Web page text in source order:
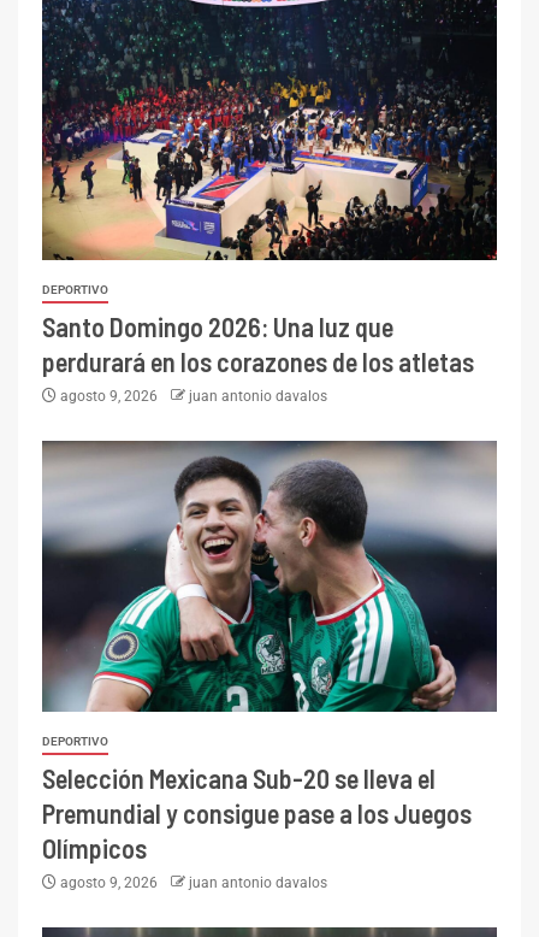
DEPORTIVO
Santo Domingo 2026: Una luz que
perdurará en los corazones de los atletas
agosto 9, 2026 juan antonio davalos
DEPORTIVO
Selección Mexicana Sub-20 se lleva el
Premundial y consigue pase a los Juegos
Olímpicos
agosto 9, 2026 juan antonio davalos